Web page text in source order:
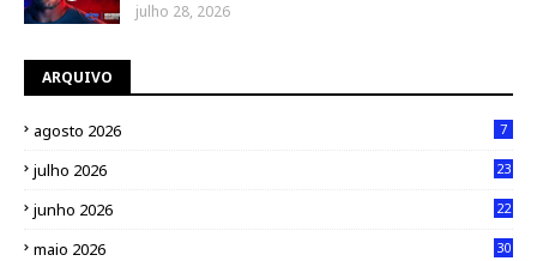
julho 28, 2026
ARQUIVO
agosto 2026 7
julho 2026 23
junho 2026 22
maio 2026 30